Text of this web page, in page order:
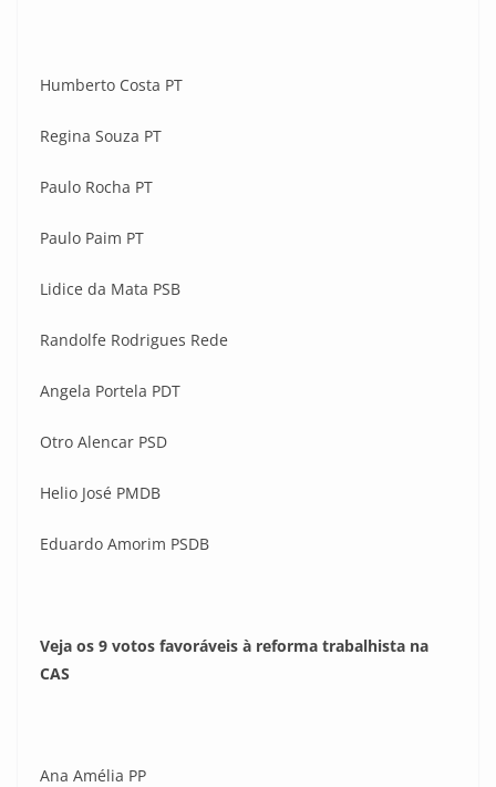
Humberto Costa PT
Regina Souza PT
Paulo Rocha PT
Paulo Paim PT
Lidice da Mata PSB
Randolfe Rodrigues Rede
Angela Portela PDT
Otro Alencar PSD
Helio José PMDB
Eduardo Amorim PSDB
Veja os 9 votos favoráveis à reforma trabalhista na
CAS
Ana Amélia PP